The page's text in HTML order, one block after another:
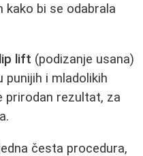
bi se odabrala
lip lift (podizanje usana)
punijih i mladolikih
prirodan rezultat, za
česta procedura,